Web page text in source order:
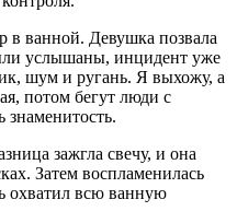
в ванной. Девушка позвала
услышаны, инцидент уже
шум и ругань. Я выхожу, а
потом бегут люди с
зажгла свечу, и она
Затем воспламенилась
охватил всю ванную